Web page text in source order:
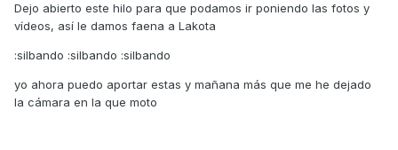
Dejo abierto este hilo para que podamos ir poniendo las fotos y
vídeos, así le damos faena a Lakota
:silbando :silbando :silbando
yo ahora puedo aportar estas y mañana más que me he dejado
la cámara en la que moto